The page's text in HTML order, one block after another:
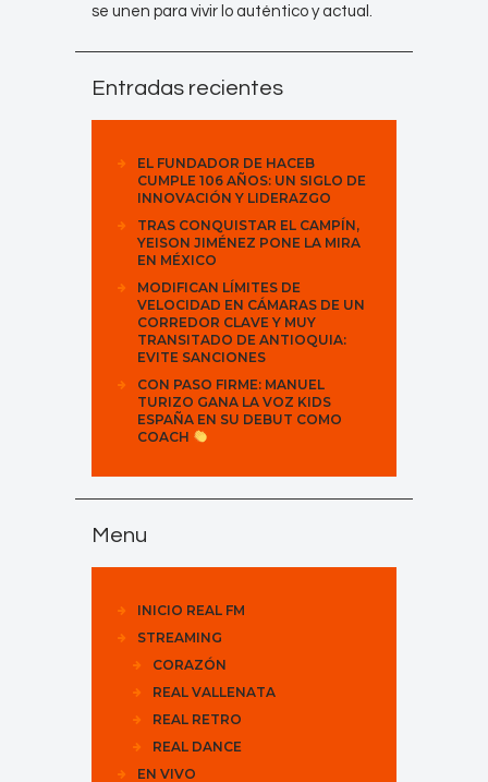
se unen para vivir lo auténtico y actual.
Entradas recientes
EL FUNDADOR DE HACEB
CUMPLE 106 AÑOS: UN SIGLO DE
INNOVACIÓN Y LIDERAZGO
TRAS CONQUISTAR EL CAMPÍN,
YEISON JIMÉNEZ PONE LA MIRA
EN MÉXICO
MODIFICAN LÍMITES DE
VELOCIDAD EN CÁMARAS DE UN
CORREDOR CLAVE Y MUY
TRANSITADO DE ANTIOQUIA:
EVITE SANCIONES
CON PASO FIRME: MANUEL
TURIZO GANA LA VOZ KIDS
ESPAÑA EN SU DEBUT COMO
COACH
Menu
INICIO REAL FM
STREAMING
CORAZÓN
REAL VALLENATA
REAL RETRO
REAL DANCE
EN VIVO